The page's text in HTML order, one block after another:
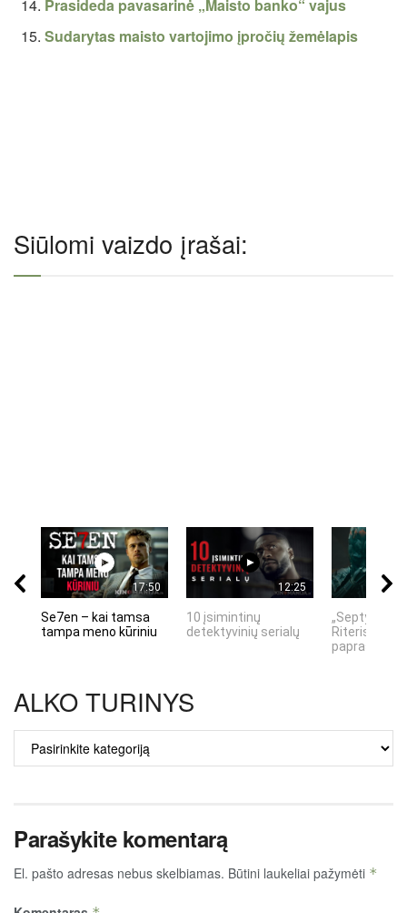
Prasideda pavasarinė „Maisto banko“ vajus
Sudarytas maisto vartojimo įpročių žemėlapis
Siūlomi vaizdo įrašai:
17:50
Se7en – kai tamsa
tampa meno kūriniu
12:25
10 įsimintinų
detektyvinių serialų
„Septynių
Riteris" – kai
ALKO TURINYS
ALKO
TURINYS
Parašykite komentarą
El. pašto adresas nebus skelbiamas. Būtini laukeliai pažymėti *